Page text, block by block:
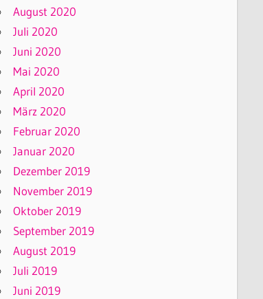
August 2020
Juli 2020
Juni 2020
Mai 2020
April 2020
März 2020
Februar 2020
Januar 2020
Dezember 2019
November 2019
Oktober 2019
September 2019
August 2019
Juli 2019
Juni 2019